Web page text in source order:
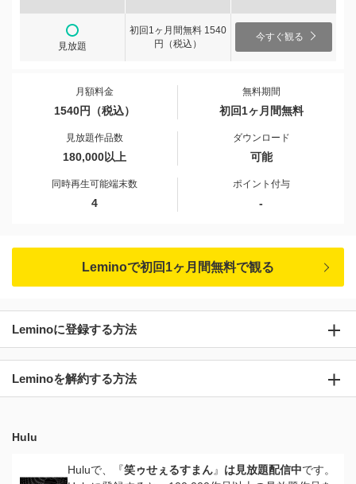
見放題
初回1ヶ月間無料 1540
円（税込）
今すぐ観る
月額料金
1540円（税込）
無料期間
初回1ヶ月間無料
見放題作品数
180,000以上
ダウンロード
可能
同時再生可能端末数
4
ポイント付与
-
Leminoで初回1ヶ月間無料で観る
Leminoに登録する方法
Leminoを解約する方法
Hulu
Huluで、『笑ゥせぇるすまん』 は見放題配信中です。